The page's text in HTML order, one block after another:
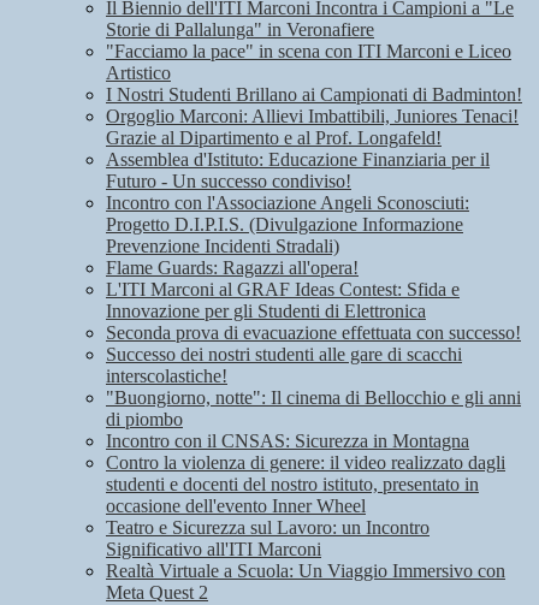
Il Biennio dell'ITI Marconi Incontra i Campioni a "Le
Storie di Pallalunga" in Veronafiere
"Facciamo la pace" in scena con ITI Marconi e Liceo
Artistico
I Nostri Studenti Brillano ai Campionati di Badminton!
Orgoglio Marconi: Allievi Imbattibili, Juniores Tenaci!
Grazie al Dipartimento e al Prof. Longafeld!
Assemblea d'Istituto: Educazione Finanziaria per il
Futuro - Un successo condiviso!
Incontro con l'Associazione Angeli Sconosciuti:
Progetto D.I.P.I.S. (Divulgazione Informazione
Prevenzione Incidenti Stradali)
Flame Guards: Ragazzi all'opera!
L'ITI Marconi al GRAF Ideas Contest: Sfida e
Innovazione per gli Studenti di Elettronica
Seconda prova di evacuazione effettuata con successo!
Successo dei nostri studenti alle gare di scacchi
interscolastiche!
"Buongiorno, notte": Il cinema di Bellocchio e gli anni
di piombo
Incontro con il CNSAS: Sicurezza in Montagna
Contro la violenza di genere: il video realizzato dagli
studenti e docenti del nostro istituto, presentato in
occasione dell'evento Inner Wheel
Teatro e Sicurezza sul Lavoro: un Incontro
Significativo all'ITI Marconi
Realtà Virtuale a Scuola: Un Viaggio Immersivo con
Meta Quest 2